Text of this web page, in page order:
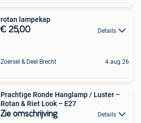
rotan lampekap
€ 25,00 Details
Zoersel & Deel Brecht 4 aug 26
Prachtige Ronde Hanglamp / Luster –
Rotan & Riet Look – E27
Zie omschrijving Details